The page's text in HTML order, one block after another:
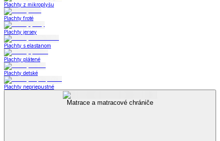
Plachty z mikroplyšu
Plachty froté
Plachty jersey
Plachty s elastanom
Plachty plátené
Plachty detské
Plachty nepriepustné
Matrace a matracové chrániče